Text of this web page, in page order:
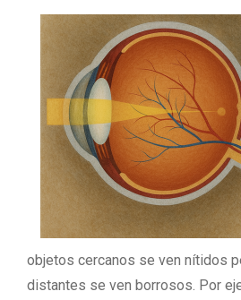
objetos cercanos se ven nítidos
distantes se ven borrosos. Por